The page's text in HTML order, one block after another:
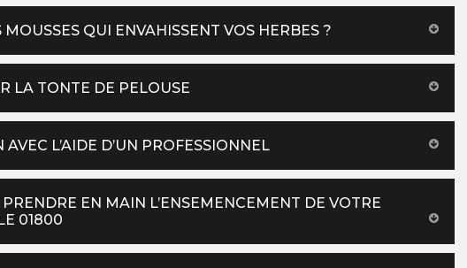
QUI ENVAHISSENT VOS HERBES ?
LA TONTE DE PELOUSE
L’AIDE D’UN PROFESSIONNEL
EN MAIN L’ENSEMENCEMENT DE VOTRE
01800